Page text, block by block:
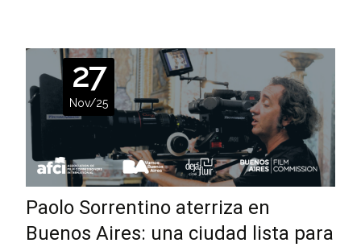
27
Nov/25
Paolo Sorrentino aterriza en
Buenos Aires: una ciudad lista para